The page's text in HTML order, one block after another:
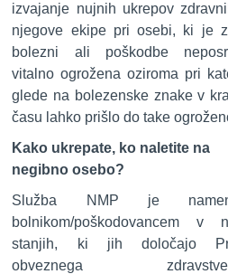
izvajanje nujnih ukrepov
njegove ekipe pri osebi, ki je
bolezni ali poškodbe
vitalno ogrožena oziroma pri
glede na bolezenske znake v
času lahko prišlo do take
Kako ukrepate, ko naletite na
negibno osebo?
Služba NMP je
bolnikom/poškodovancem v
stanjih, ki jih določajo
obveznega